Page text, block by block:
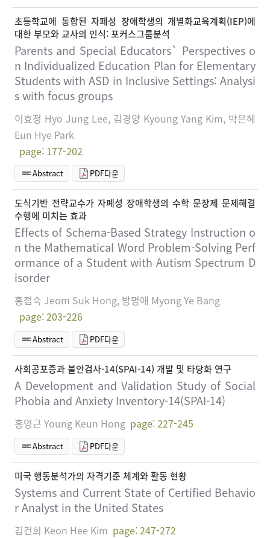
초등학교에 통합된 자폐성 장애학생의 개별화교육계획(IEP)에
대한 부모와 교사의 인식: 포커스그룹분석
Parents and Special Educators` Perspectives o
n Individualized Education Plan for Elementary
Students with ASD in Inclusive Settings: Analysi
s with focus groups
이효정 Hyo Jung Lee, 김경양 Kyoung Yang Kim, 박은혜
Eun Hye Park
page: 177-202
Abstract PDF다운
도식기반 전략교수가 자폐성 장애학생의 수학 문장제 문제해결
수행에 미치는 효과
Effects of Schema-Based Strategy Instruction o
n the Mathematical Word Problem-Solving Perf
ormance of a Student with Autism Spectrum D
isorder
홍점숙 Jeom Suk Hong, 방명애 Myong Ye Bang
page: 203-226
Abstract PDF다운
사회공포증과 불안검사-14(SPAI-14) 개발 및 타당화 연구
A Development and Validation Study of Social
Phobia and Anxiety Inventory-14(SPAI-14)
홍영근 Young Keun Hong page: 227-245
Abstract PDF다운
미국 행동분석가의 자격기준 체계와 활동 현황
Systems and Current State of Certified Behavio
r Analyst in the United States
김건희 Keon Hee Kim page: 247-272